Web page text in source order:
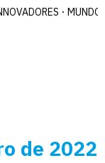
MUNDO
de 2022